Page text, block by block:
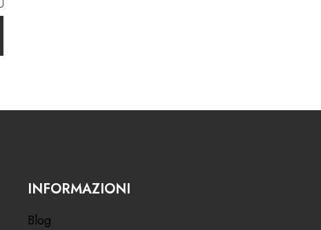
INFORMAZIONI
Blog